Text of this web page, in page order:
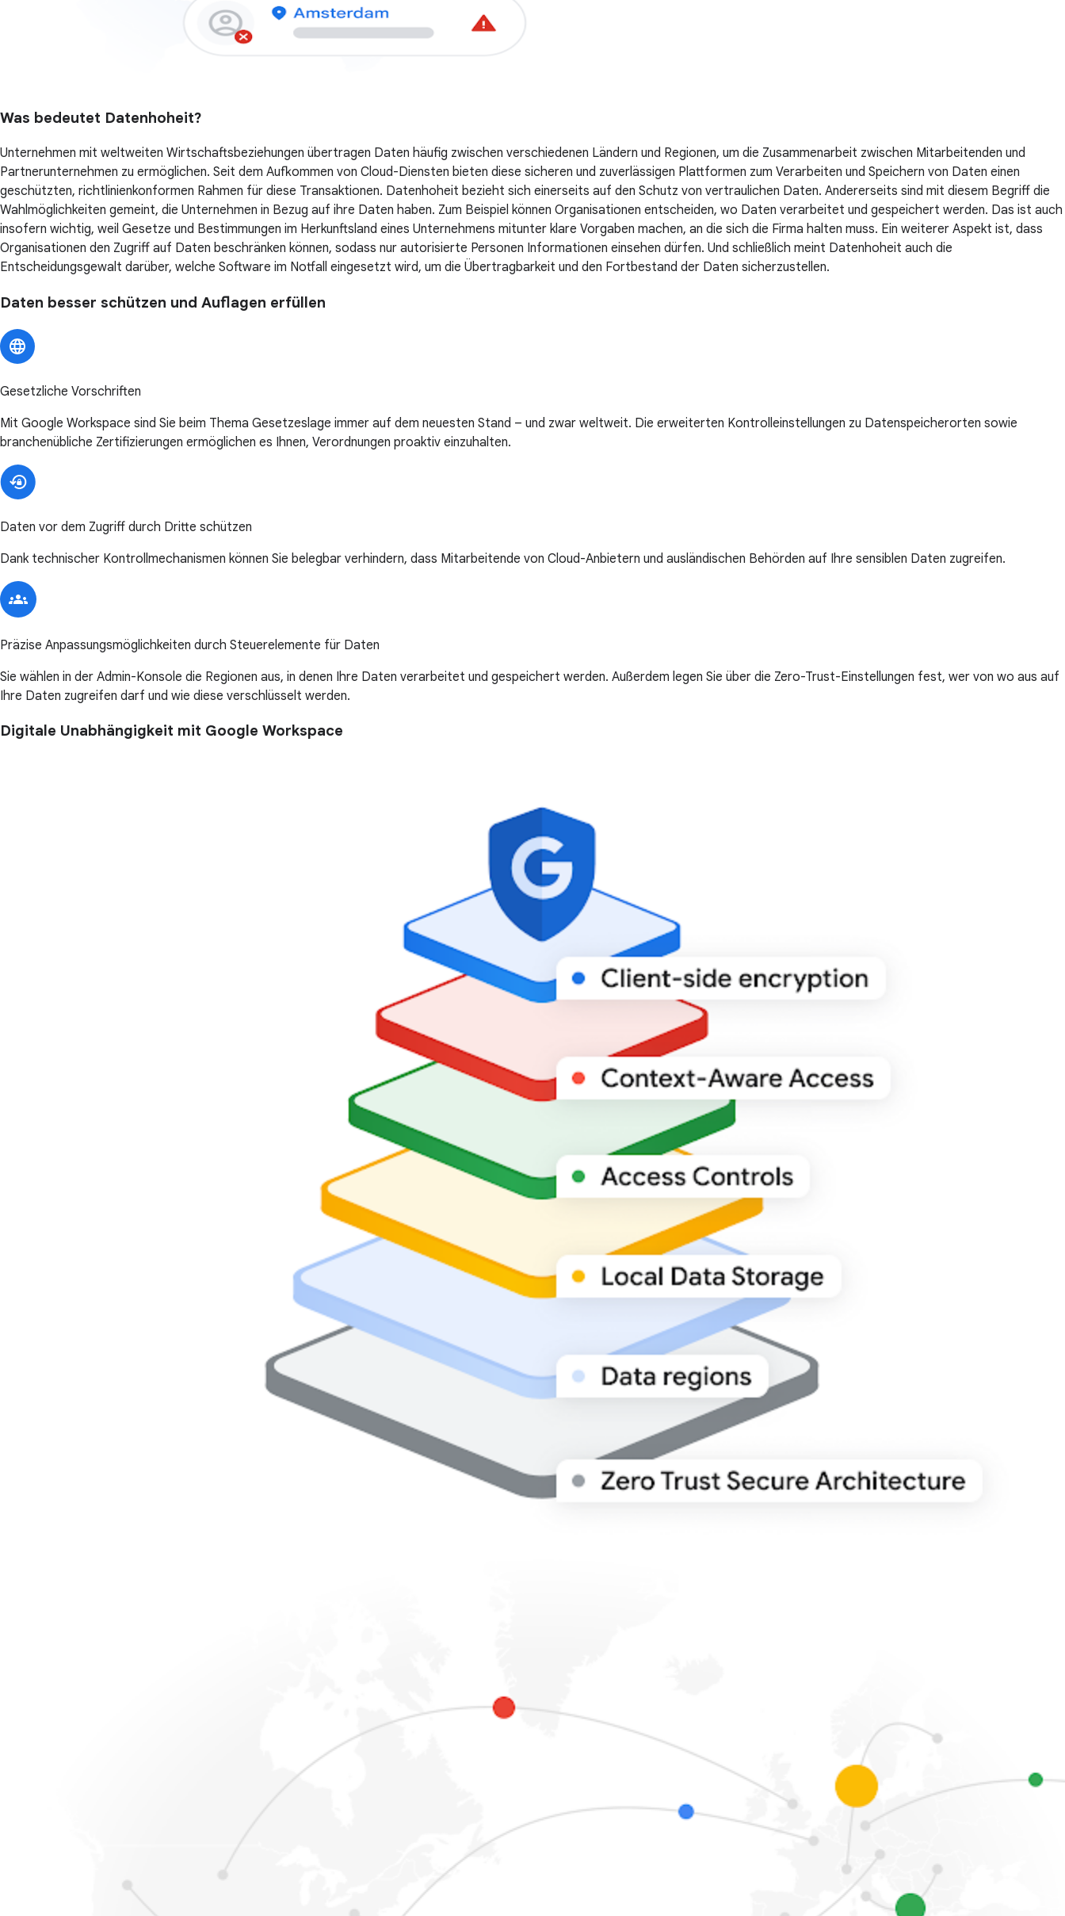
Was bedeutet Datenhoheit?
Unternehmen mit weltweiten Wirtschaftsbeziehungen übertragen Daten häufig zwischen verschiedenen Ländern und Regionen, um die Zusammenarbeit zwischen Mitarbeitenden und
Partnerunternehmen zu ermöglichen. Seit dem Aufkommen von Cloud-Diensten bieten diese sicheren und zuverlässigen Plattformen zum Verarbeiten und Speichern von Daten einen
geschützten, richtlinienkonformen Rahmen für diese Transaktionen. Datenhoheit bezieht sich einerseits auf den Schutz von vertraulichen Daten. Andererseits sind mit diesem Begriff die
Wahlmöglichkeiten gemeint, die Unternehmen in Bezug auf ihre Daten haben. Zum Beispiel können Organisationen entscheiden, wo Daten verarbeitet und gespeichert werden. Das ist auch
insofern wichtig, weil Gesetze und Bestimmungen im Herkunftsland eines Unternehmens mitunter klare Vorgaben machen, an die sich die Firma halten muss. Ein weiterer Aspekt ist, dass
Organisationen den Zugriff auf Daten beschränken können, sodass nur autorisierte Personen Informationen einsehen dürfen. Und schließlich meint Datenhoheit auch die
Entscheidungsgewalt darüber, welche Software im Notfall eingesetzt wird, um die Übertragbarkeit und den Fortbestand der Daten sicherzustellen.
Daten besser schützen und Auflagen erfüllen
Gesetzliche Vorschriften
Mit Google Workspace sind Sie beim Thema Gesetzeslage immer auf dem neuesten Stand – und zwar weltweit. Die erweiterten Kontrolleinstellungen zu Datenspeicherorten sowie
branchenübliche Zertifizierungen ermöglichen es Ihnen, Verordnungen proaktiv einzuhalten.
Daten vor dem Zugriff durch Dritte schützen
Dank technischer Kontrollmechanismen können Sie belegbar verhindern, dass Mitarbeitende von Cloud-Anbietern und ausländischen Behörden auf Ihre sensiblen Daten zugreifen.
Präzise Anpassungsmöglichkeiten durch Steuerelemente für Daten
Sie wählen in der Admin-Konsole die Regionen aus, in denen Ihre Daten verarbeitet und gespeichert werden. Außerdem legen Sie über die Zero-Trust-Einstellungen fest, wer von wo aus auf
Ihre Daten zugreifen darf und wie diese verschlüsselt werden.
Digitale Unabhängigkeit mit Google Workspace